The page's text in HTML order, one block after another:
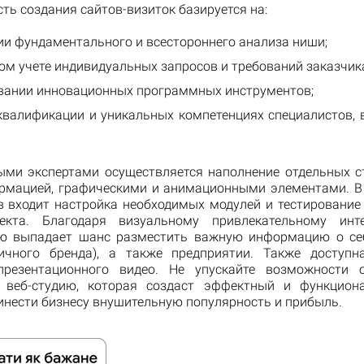
создания сайтов-визиток базируется на:
фундаментального и всестороннего анализа ниши;
учете индивидуальных запросов и требований
инновационных программных инструментов;
и уникальных компетенциях специалистов,
экспертами осуществляется наполнение отдельных
графическими и анимационными элементами. В
входит настройка необходимых модулей и
Благодаря визуальному привлекательному
выпадает шанс разместить важную информацию о
бренда), а также предприятии. Также
видео. Не упускайте возможности
студию, которая создаст эффектный и
бизнесу внушительную популярность и прибыль.